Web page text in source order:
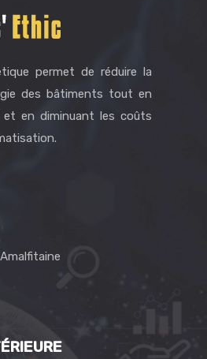
permet de réduire la
des bâtiments tout en
en diminuant les coûts